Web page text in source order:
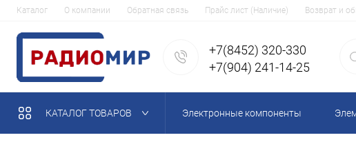
Каталог О компании Обратная связь Прайс лист (Наличие) Возврат и
+7(8452) 320-330
+7(904) 241-14-25
КАТАЛОГ ТОВАРОВ Электронные компоненты